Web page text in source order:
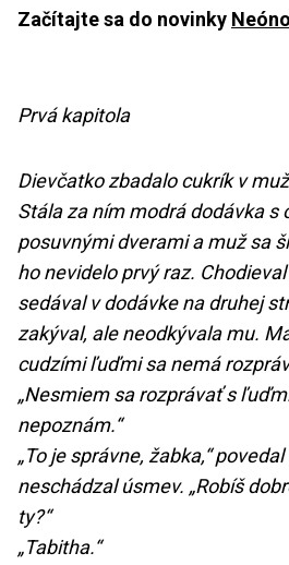
Začítajte sa do novinky
Prvá kapitola
Dievčatko zbadalo cukrík v
Stála za ním modrá dodávka s
posuvnými dverami a muž sa
ho nevidelo prvý raz.
sedával v dodávke na druhej
zakýval, ale neodkývala mu.
cudzími ľuďmi sa nemá
„Nesmiem sa rozprávať s
nepoznám.“
„To je správne, žabka,“
neschádzal úsmev. „Robíš
ty?“
„Tabitha.“